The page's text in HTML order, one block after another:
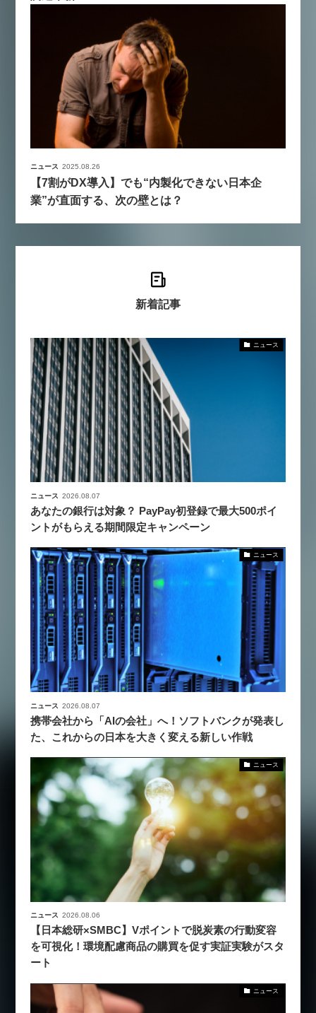
ニュース 2025.08.26
【7割がDX導入】でも“内製化できない日本企
業”が直面する、次の壁とは？
新着記事
ニュース
ニュース 2026.08.07
あなたの銀行は対象？ PayPay初登録で最大500ポイ
ントがもらえる期間限定キャンペーン
ニュース
ニュース 2026.08.07
携帯会社から「AIの会社」へ！ソフトバンクが発表し
た、これからの日本を大きく変える新しい作戦
ニュース
ニュース 2026.08.06
【日本総研×SMBC】Vポイントで脱炭素の行動変容
を可視化！環境配慮商品の購買を促す実証実験がスタ
ート
ニュース